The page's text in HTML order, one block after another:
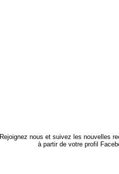
Rejoignez nous et suivez les nouvelles
à partir de votre profil